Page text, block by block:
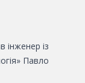
інженер із
Павло